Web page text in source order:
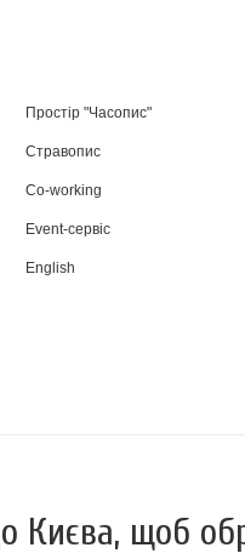
Простір "Часопис"
Стравопис
Co-working
Event-сервіс
English
Києва, щоб